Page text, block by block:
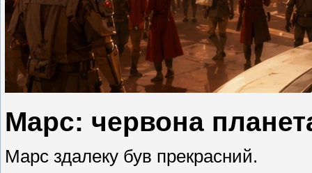
Марс: червона
Марс здалеку був прекрасний.